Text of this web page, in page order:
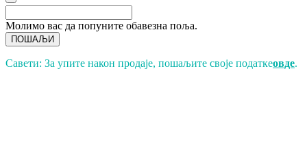
Молимо вас да попуните обавезна поља.
ПОШАЉИ
Савети: За упите након продаје, пошаљите своје податкеовде.